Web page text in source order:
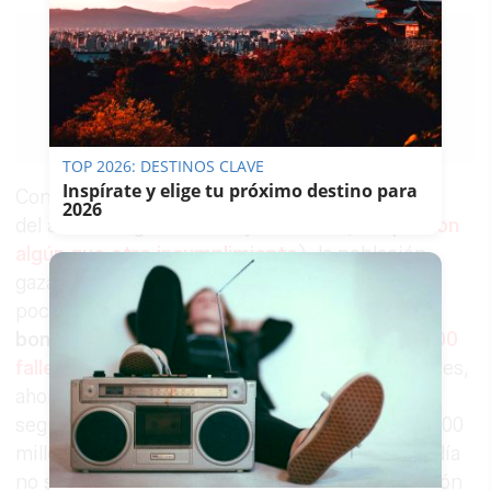
FRANCISCO
ROMERO
03/09/2014
FacebookWhatsApp
Copy
Link
Con la firma
aunque con
algún que otro incumplimiento), la población
gazatí empieza ahora a recomponerse poco a
poco. Después de más de
50 días de
bombardeos, que se saldaron con
fallecidos en la Franja , casi 500 de ellos menores,
ahora se empiezan a cuantificar los daños, que
según el Gobierno palestino, ascenderían a 4.500
millones de euros. Las horas de electricidad al día
no superan las seis y casi la mitad de la población
TOP 2026: DESTINOS CLAVE
Inspírate y elige tu próximo destino para
2026